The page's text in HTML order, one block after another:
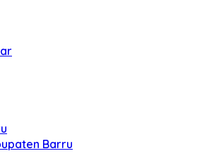
Barru